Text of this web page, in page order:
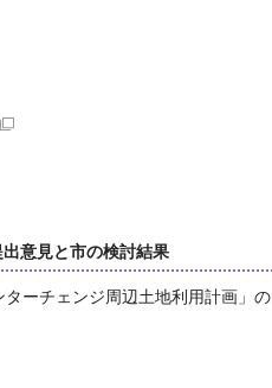
意見と市の検討結果
ーチェンジ周辺土地利用計画」の